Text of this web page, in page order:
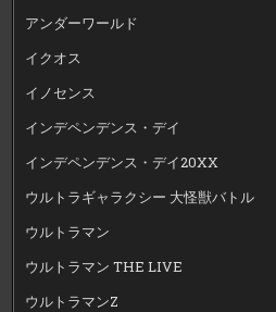
アンダーワールド
イクオス
イノセンス
インデペンデンス・デイ
インデペンデンス・デイ20XX
ウルトラギャラクシー 大怪獣バトル
ウルトラマン
ウルトラマン THE LIVE
ウルトラマンZ